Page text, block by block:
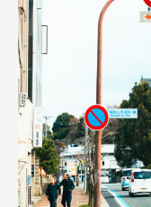
寄附申込みのキャ
ん。また、寄附者
合、返礼品の再送
※本ページはふるさ
キャンセル、返礼
めご了承ください。
■連絡先について
【お問い合わせ】
LR株式会社